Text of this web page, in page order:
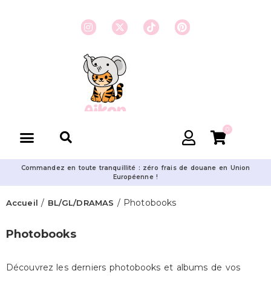
0
Commandez en toute tranquillité : zéro frais de douane en Union
Européenne !
Accueil / BL/GL/DRAMAS / Photobooks
Photobooks
Découvrez les derniers photobooks et albums de vos